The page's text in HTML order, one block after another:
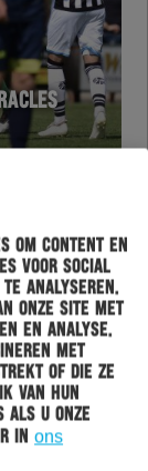
om content en
voor social
te analyseren.
onze site met
en analyse.
met
of die ze
van hun
als u onze
in ons
EN